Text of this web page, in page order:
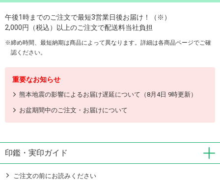
午後1時までのご注文で最短3営業日後お届け！（※）
2,000円（税込）以上のご注文で配送料当社負担
締め時間、最短納期は商品によって異なります。詳細は各商品ページでご確
認ください。
重要なお知らせ
熊本地震の影響によるお届け遅延について（8月4日 9時更新）
お盆期間中のご注文・お届けについて
印鑑・実印ガイド
ご注文の前にお読みください